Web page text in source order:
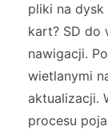
pliki na dysk
kart? SD do
nawigacji.
wietlanymi
aktualizacji.
procesu